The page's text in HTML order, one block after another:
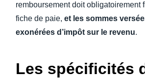
remboursement doit obligatoirement
fiche de paie, et les sommes
exonérées d’impôt sur le revenu.
Les spécificités